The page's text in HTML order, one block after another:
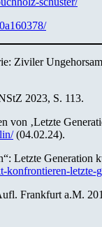
Ziviler
2023, S. 113.
von ‚Letzte
(04.02.24).
Letzte
Frankfurt a.M.